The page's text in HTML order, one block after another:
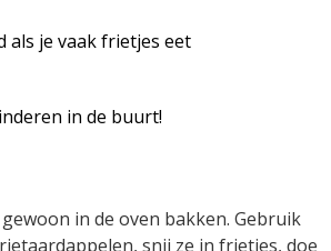
als je vaak frietjes eet
in de buurt!
in de oven bakken. Gebruik
snij ze in frietjes, doe